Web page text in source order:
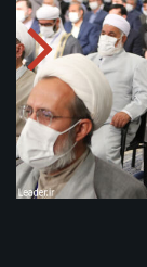
İslam İnkılabı
Konferansı